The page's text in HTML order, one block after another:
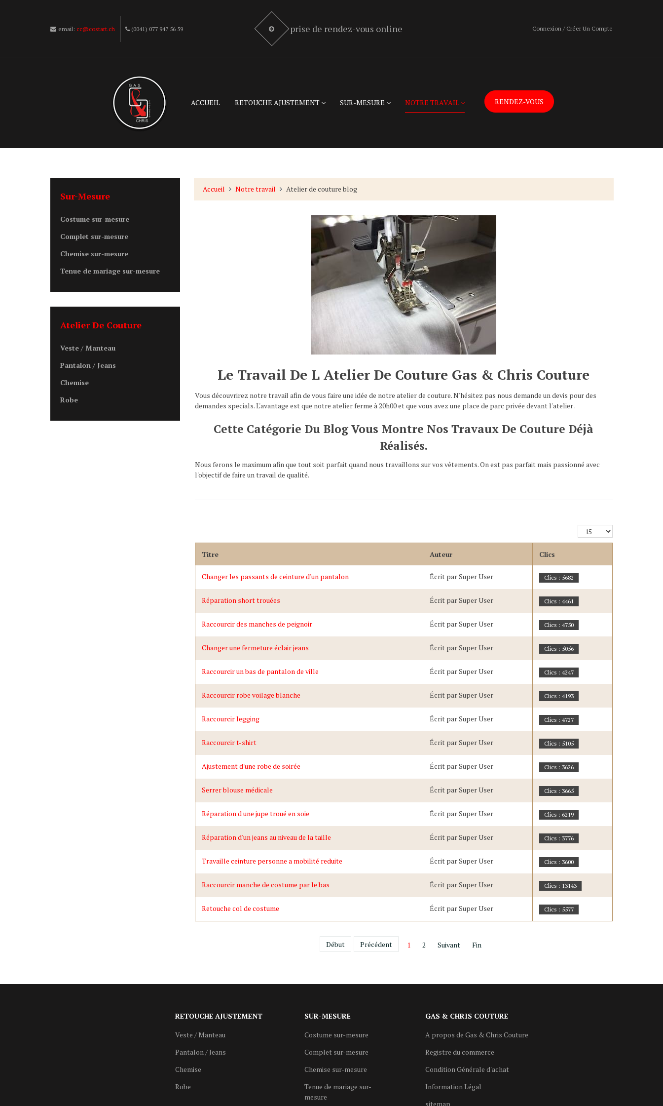
email: cc@costart.ch (0041) 077 947 56 59 prise de rendez-vous online Connexion / Créer Un Compte
ACCUEIL RETOUCHE AJUSTEMENT SUR-MESURE NOTRE TRAVAIL RENDEZ-VOUS
Accueil Notre travail Atelier de couture blog
Le Travail De L Atelier De Couture Gas & Chris Couture
Vous découvrirez notre travail afin de vous faire une idée de notre atelier de couture. N'hésitez pas nous demande un devis pour des
demandes specials. L'avantage est que notre atelier ferme à 20h00 et que vous avez une place de parc privée devant l'atelier .
Cette Catégorie Du Blog Vous Montre Nos Travaux De Couture Déjà
Réalisés.
Nous ferons le maximum afin que tout soit parfait quand nous travaillons sur vos vêtements. On est pas parfait mais passionné avec
l'objectif de faire un travail de qualité.
Affichage
#
Titre
Auteur Clics
Changer les passants de ceinture d'un pantalon Écrit par Super User Clics : 5682
Réparation short trouées Écrit par Super User Clics : 4461
Raccourcir des manches de peignoir Écrit par Super User Clics : 4750
Changer une fermeture éclair jeans Écrit par Super User Clics : 5056
Raccourcir un bas de pantalon de ville Écrit par Super User Clics : 4247
Raccourcir robe voilage blanche Écrit par Super User Clics : 4193
Raccourcir legging Écrit par Super User Clics : 4727
Raccourcir t-shirt Écrit par Super User Clics : 5105
Ajustement d'une robe de soirée Écrit par Super User Clics : 3626
Serrer blouse médicale Écrit par Super User Clics : 3665
Réparation d une jupe troué en soie Écrit par Super User Clics : 6219
Réparation d'un jeans au niveau de la taille Écrit par Super User Clics : 3776
Travaille ceinture personne a mobilité reduite Écrit par Super User Clics : 3600
Raccourcir manche de costume par le bas Écrit par Super User Clics : 13143
Retouche col de costume Écrit par Super User Clics : 5577
Début Précédent 1 2 Suivant Fin
Sur-Mesure
Costume sur-mesure
Complet sur-mesure
Chemise sur-mesure
Tenue de mariage sur-mesure
Atelier De Couture
Veste / Manteau
Pantalon / Jeans
Chemise
Robe
RETOUCHE AJUSTEMENT
Veste / Manteau
Pantalon / Jeans
Chemise
Robe
SUR-MESURE
Costume sur-mesure
Complet sur-mesure
Chemise sur-mesure
Tenue de mariage sur-
mesure
GAS & CHRIS COUTURE
A propos de Gas & Chris Couture
Registre du commerce
Condition Générale d'achat
Information Légal
sitemap